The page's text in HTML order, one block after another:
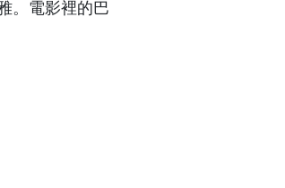
。電影裡的巴